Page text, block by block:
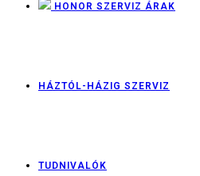
HONOR SZERVIZ ÁRAK
HÁZTÓL-HÁZIG SZERVIZ
TUDNIVALÓK